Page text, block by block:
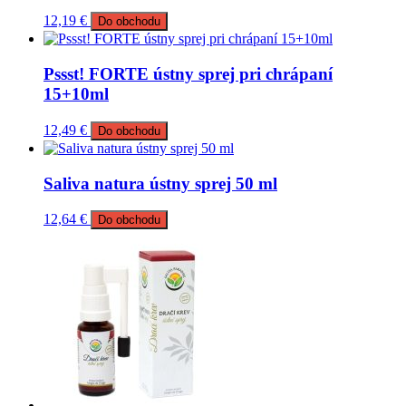
12,19 € Do obchodu
Pssst! FORTE ústny sprej pri chrápaní
15+10ml
12,49 € Do obchodu
Saliva natura ústny sprej 50 ml
12,64 € Do obchodu